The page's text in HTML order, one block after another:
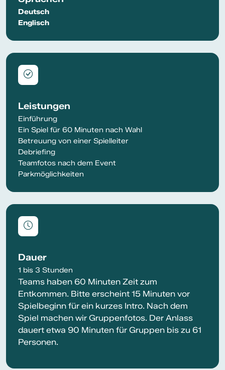
Deutsch
Englisch
Leistungen
Einführung
Ein Spiel für 60 Minuten nach Wahl
Betreuung von einer Spielleiter
Debriefing
Teamfotos nach dem Event
Parkmöglichkeiten
Dauer
1 bis 3 Stunden
Teams haben 60 Minuten Zeit zum
Entkommen. Bitte erscheint 15 Minuten vor
Spielbeginn für ein kurzes Intro. Nach dem
Spiel machen wir Gruppenfotos. Der Anlass
dauert etwa 90 Minuten für Gruppen bis zu 61
Personen.